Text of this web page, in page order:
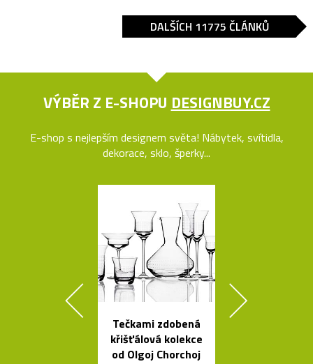
DALŠÍCH 11775 ČLÁNKŮ
VÝBĚR Z E-SHOPU DESIGNBUY.CZ
E-shop s nejlepším designem světa! Nábytek, svítidla,
dekorace, sklo, šperky...
Tečkami zdobená
křišťálová kolekce
od Olgoj Chorchoj